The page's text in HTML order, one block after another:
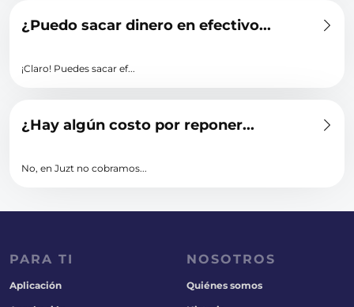
¿Puedo sacar dinero en efectivo...
¡Claro! Puedes sacar ef...
¿Hay algún costo por reponer...
No, en Juzt no cobramos...
PARA TI
Aplicación
NOSOTROS
Quiénes somos